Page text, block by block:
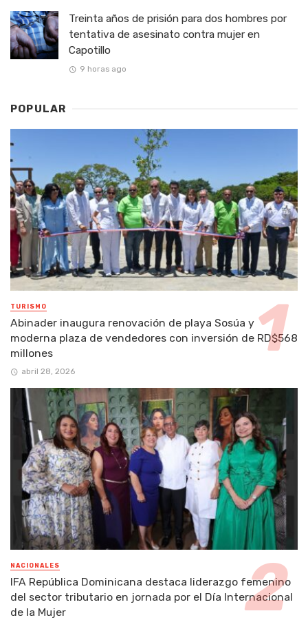
Treinta años de prisión para dos hombres por
tentativa de asesinato contra mujer en
Capotillo
9 horas ago
POPULAR
TURISMO
Abinader inaugura renovación de playa Sosúa y
moderna plaza de vendedores con inversión de RD$568
millones
abril 28, 2026
NACIONALES
IFA República Dominicana destaca liderazgo femenino
del sector tributario en jornada por el Día Internacional
de la Mujer